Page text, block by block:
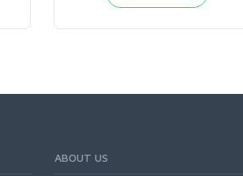
ABOUT US